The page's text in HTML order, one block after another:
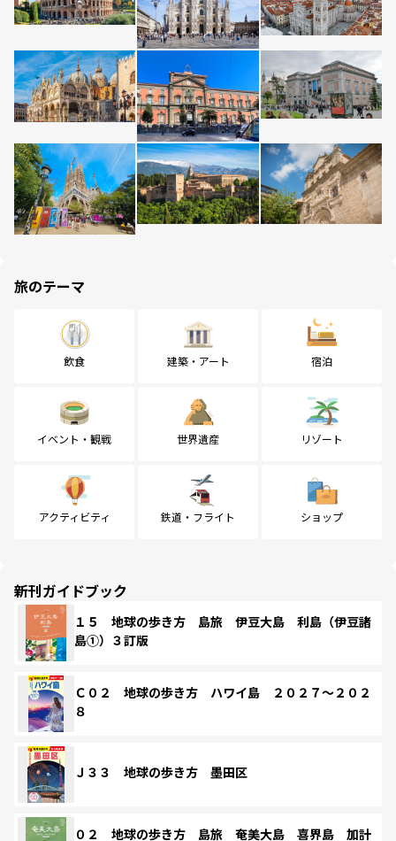
旅のテーマ
飲食 建築・アート 宿泊
イベント・観戦 世界遺産 リゾート
アクティビティ 鉄道・フライト ショップ
新刊ガイドブック
１５ 地球の歩き方 島旅 伊豆大島 利島（伊豆諸
島①）３訂版
Ｃ０２ 地球の歩き方 ハワイ島 ２０２７～２０２
８
Ｊ３３ 地球の歩き方 墨田区
０２ 地球の歩き方 島旅 奄美大島 喜界島 加計